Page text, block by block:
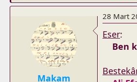
Makam
28 Mart
Eser:
Ben